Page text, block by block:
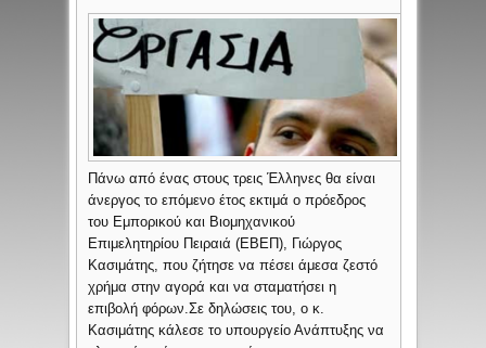
Πάνω από ένας στους τρεις Έλληνες θα είναι
άνεργος το επόμενο έτος εκτιμά ο πρόεδρος
του Εμπορικού και Βιομηχανικού
Επιμελητηρίου Πειραιά (ΕΒΕΠ), Γιώργος
Κασιμάτης, που ζήτησε να πέσει άμεσα ζεστό
χρήμα στην αγορά και να σταματήσει η
επιβολή φόρων.Σε δηλώσεις του, ο κ.
Κασιμάτης κάλεσε το υπουργείο Ανάπτυξης να